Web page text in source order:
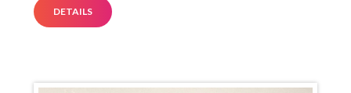
DETAILS